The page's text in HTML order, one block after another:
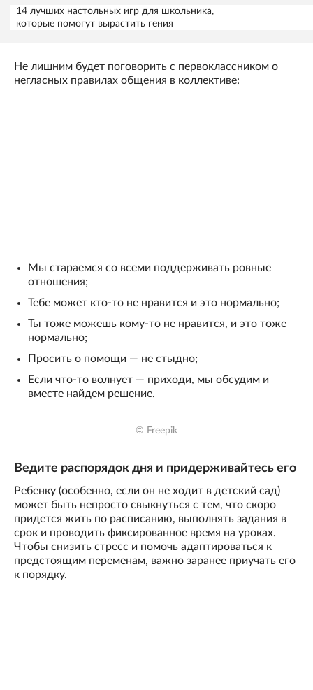
14 лучших настольных игр для школьника,
которые помогут вырастить гения
Не лишним будет поговорить с первоклассником о
негласных правилах общения в коллективе:
Мы стараемся со всеми поддерживать ровные
отношения;
Тебе может кто-то не нравится и это нормально;
Ты тоже можешь кому-то не нравится, и это тоже
нормально;
Просить о помощи — не стыдно;
Если что-то волнует — приходи, мы обсудим и
вместе найдем решение.
© Freepik
Ведите распорядок дня и придерживайтесь его
Ребенку (особенно, если он не ходит в детский сад)
может быть непросто свыкнуться с тем, что скоро
придется жить по расписанию, выполнять задания в
срок и проводить фиксированное время на уроках.
Чтобы снизить стресс и помочь адаптироваться к
предстоящим переменам, важно заранее приучать его
к порядку.